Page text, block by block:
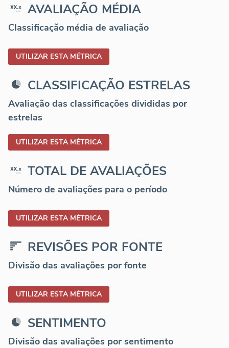
AVALIAÇÃO MÉDIA
Classificação média de avaliação
UTILIZAR ESTA MÉTRICA
CLASSIFICAÇÃO ESTRELAS
Avaliação das classificações divididas por
estrelas
UTILIZAR ESTA MÉTRICA
TOTAL DE AVALIAÇÕES
Número de avaliações para o período
UTILIZAR ESTA MÉTRICA
REVISÕES POR FONTE
Divisão das avaliações por fonte
UTILIZAR ESTA MÉTRICA
SENTIMENTO
Divisão das avaliações por sentimento